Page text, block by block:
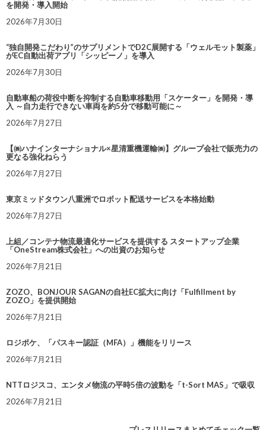
を開発・導入開始
2026年7月30日
“独自開発こだわり”のサプリメントでD2C展開する「ウェルモット製薬」
がEC自動出荷アプリ「シッピーノ」を導入
2026年7月30日
自動車船の荷役中断を抑制する自動車移動用「スケーター」を開発・導
入 ～自力走行できない車両を約5分で移動可能に～
2026年7月27日
【㈱ハナインターナショナル×星清重機運輸㈱】グループ会社で販売力の
更なる強化ねらう
2026年7月27日
東京ミッドタウン八重洲でロボット配送サービスを本格始動
2026年7月27日
上組／コンテナ物流最適化サービスを提供する スタートアップ企業
「OneStream株式会社」への出資のお知らせ
2026年7月21日
ZOZO、BONJOUR SAGANの自社EC拡大に向け「Fulfillment by
ZOZO」を提供開始
2026年7月21日
ロジポケ、「パスキー認証（MFA）」機能をリリース
2026年7月21日
NTTロジスコ、エンタメ物流の平時5倍の波動を「t-Sort MAS」で吸収
2026年7月21日